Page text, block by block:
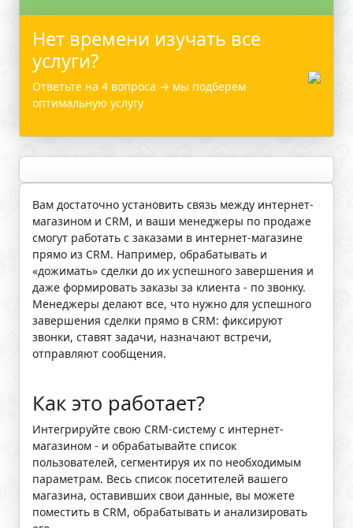
Нет времени изучать все
услуги?
Ответьте на 4 вопроса → мы подберем
оптимальную услугу
Вам достаточно установить связь между интернет-
магазином и CRM, и ваши менеджеры по продаже
смогут работать с заказами в интернет-магазине
прямо из CRM. Например, обрабатывать и
«дожимать» сделки до их успешного завершения и
даже формировать заказы за клиента - по звонку.
Менеджеры делают все, что нужно для успешного
завершения сделки прямо в CRM: фиксируют
звонки, ставят задачи, назначают встречи,
отправляют сообщения.
Как это работает?
Интегрируйте свою CRM-систему с интернет-
магазином - и обрабатывайте список
пользователей, сегментируя их по необходимым
параметрам. Весь список посетителей вашего
магазина, оставивших свои данные, вы можете
поместить в CRM, обрабатывать и анализировать